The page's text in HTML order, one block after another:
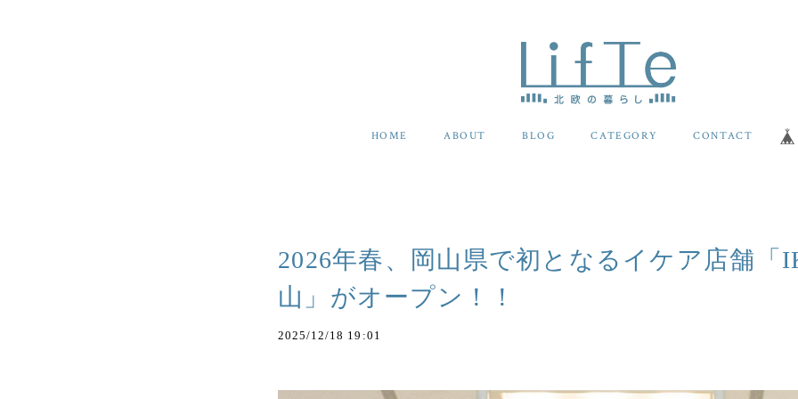
HOME ABOUT BLOG CATEGORY CONTACT
2026年春、岡山県で初となるイケア店舗「
山」がオープン！！
2025/12/18 19:01